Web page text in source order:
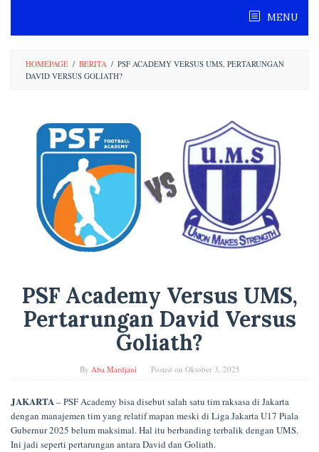
content
MENU
HOMEPAGE / BERITA / PSF ACADEMY VERSUS UMS, PERTARUNGAN
DAVID VERSUS GOLIATH?
PSF Academy Versus UMS,
Pertarungan David Versus
Goliath?
By Aba Mardjani Posted on Oktober 3, 2025
JAKARTA– PSF Academy bisa disebut salah satu tim raksasa di Jakarta
dengan manajemen tim yang relatif mapan meski di Liga Jakarta U17 Piala
Gubernur 2025 belum maksimal. Hal itu berbanding terbalik dengan UMS.
Ini jadi seperti pertarungan antara David dan Goliath.